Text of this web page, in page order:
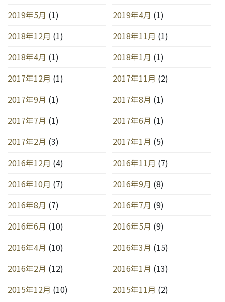
2019年5月 (1) 2019年4月 (1)
2018年12月 (1) 2018年11月 (1)
2018年4月 (1) 2018年1月 (1)
2017年12月 (1) 2017年11月 (2)
2017年9月 (1) 2017年8月 (1)
2017年7月 (1) 2017年6月 (1)
2017年2月 (3) 2017年1月 (5)
2016年12月 (4) 2016年11月 (7)
2016年10月 (7) 2016年9月 (8)
2016年8月 (7) 2016年7月 (9)
2016年6月 (10) 2016年5月 (9)
2016年4月 (10) 2016年3月 (15)
2016年2月 (12) 2016年1月 (13)
2015年12月 (10) 2015年11月 (2)